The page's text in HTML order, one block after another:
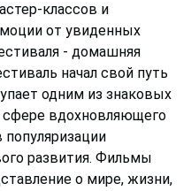
классов и
от увиденных
- домашняя
начал свой путь
одним из знаковых
вдохновляющего
развития. Фильмы
о мире, жизни,